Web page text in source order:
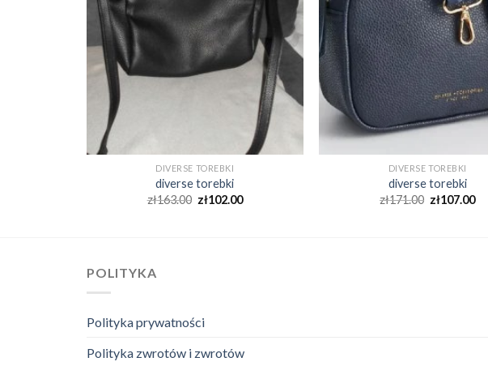
DIVERSE TOREBKI
diverse torebki
zł163.00 zł102.00
DIVERSE TOREBKI
diverse torebki
zł171.00 zł107.00
POLITYKA
Polityka prywatności
Polityka zwrotów i zwrotów